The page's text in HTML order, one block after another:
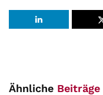
Ähnliche Beiträge